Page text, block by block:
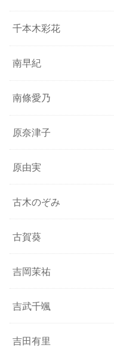
千本木彩花
南早紀
南條愛乃
原奈津子
原由実
古木のぞみ
古賀葵
吉岡茉祐
吉武千颯
吉田有里